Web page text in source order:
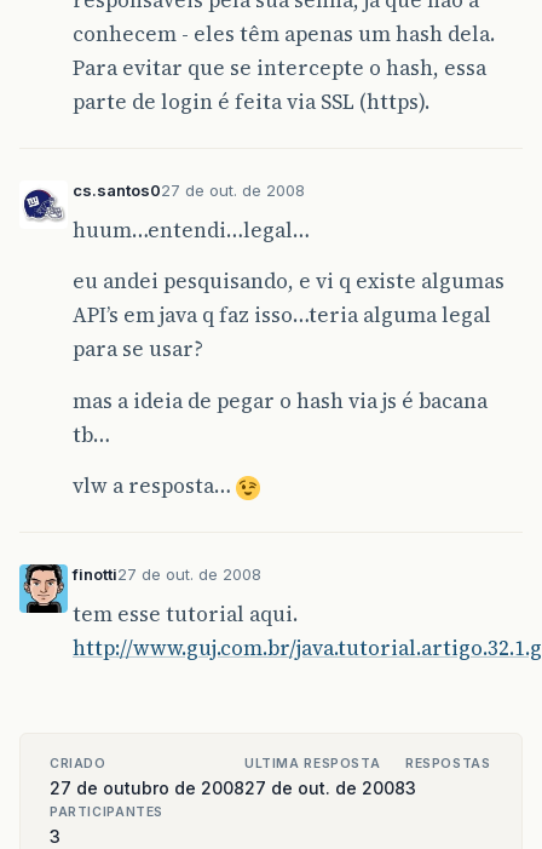
conhecem - eles têm apenas um hash dela.
Para evitar que se intercepte o hash, essa
parte de login é feita via SSL (https).
cs.santos027 de out. de 2008
huum…entendi…legal…
eu andei pesquisando, e vi q existe algumas
API’s em java q faz isso…teria alguma legal
para se usar?
mas a ideia de pegar o hash via js é bacana
tb…
vlw a resposta…
finotti27 de out. de 2008
tem esse tutorial aqui.
http://www.guj.com.br/
CRIADO
27 de outubro de 2008
ULTIMA RESPOSTA
27 de out. de 2008
RESPOSTAS
3
PARTICIPANTES
3